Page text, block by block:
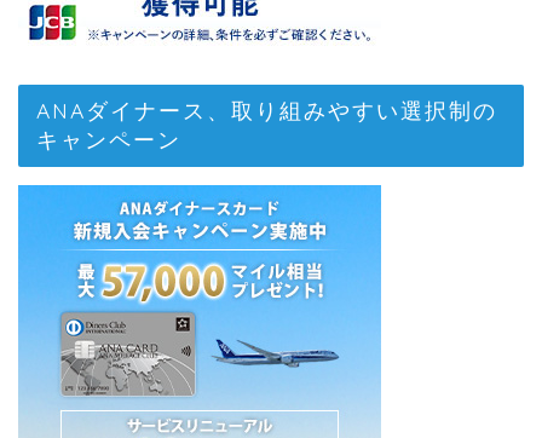
ANAダイナース、取り組みやすい選択制の
キャンペーン